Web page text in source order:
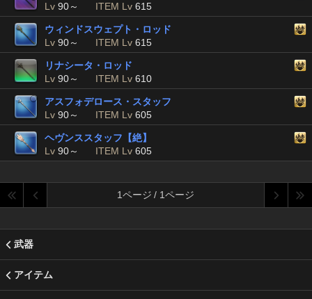
Lv 90～ ITEM Lv 615
ウィンドスウェプト・ロッド
Lv 90～ ITEM Lv 615
リナシータ・ロッド
Lv 90～ ITEM Lv 610
アスフォデロース・スタッフ
Lv 90～ ITEM Lv 605
ヘヴンススタッフ【絶】
Lv 90～ ITEM Lv 605
1ページ / 1ページ
武器
アイテム